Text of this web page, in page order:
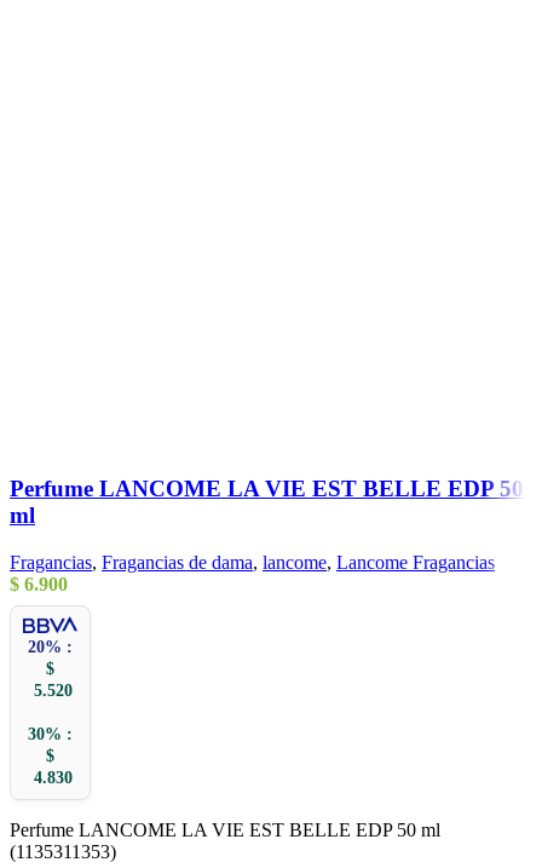
Perfume LANCOME LA VIE EST BELLE EDP 50
ml
Fragancias, Fragancias de dama, lancome, Lancome Fragancias
$ 6.900
20% :
$
5.520
30% :
$
4.830
Perfume LANCOME LA VIE EST BELLE EDP 50 ml
(1135311353)